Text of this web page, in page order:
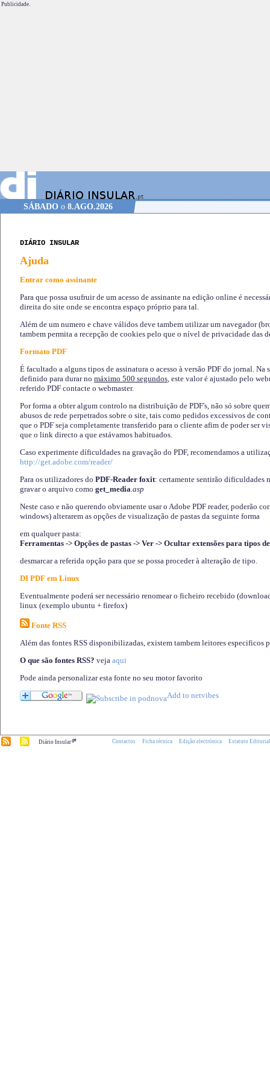
Publicidade.
SÁBADOo 8.AGO.2026
DIÁRIO INSULAR
Ajuda
Entrar como assinante
Para que possa usufruir de um acesso de assinante na edição online é
direita do site onde se encontra espaço próprio para tal.
Além de um numero e chave válidos deve tambem utilizar um navegador
tambem permita a recepção de cookies pelo que o nível de privacidade das
Formato PDF
É facultado a alguns tipos de assinatura o acesso à versão PDF do jornal. Na
definido para durar no máximo 500 segundos, este valor é ajustado pelo
referido PDF contacte o webmaster.
Por forma a obter algum controlo na distribuição de PDF's, não só sobre
abusos de rede perpetrados sobre o site, tais como pedidos excessivos de
que o PDF seja completamente transferido para o cliente afim de poder ser
que o link directo a que estávamos habituados.
Caso experimente díficuldades na gravação do PDF, recomendamos a
http://get.adobe.com/reader/
Para os utilizadores do PDF-Reader foxit: certamente sentirão dificuldades
gravar o arquivo como get_media.asp
Neste caso e não querendo obviamente usar o Adobe PDF reader, poderão
windows) alterarem as opções de visualização de pastas da seguinte forma
em qualquer pasta:
Ferramentas -> Opções de pastas -> Ver -> Ocultar extensões para tipos
desmarcar a referida opção para que se possa proceder à alteração de tipo.
DI PDF em Linux
Eventualmente poderá ser necessário renomear o ficheiro recebido
linux (exemplo ubuntu + firefox)
Fonte RSS
Além das fontes RSS disponibilizadas, existem tambem leitores especificos
O que são fontes RSS? veja aqui
Pode ainda personalizar esta fonte no seu motor favorito
Diário Insular.pt Contactos Ficha técnica Edição electrónica Estatuto Editorial